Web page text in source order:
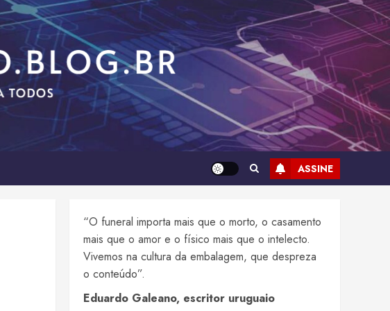
ASSINE
“O funeral importa mais que o morto, o casamento
mais que o amor e o físico mais que o intelecto.
Vivemos na cultura da embalagem, que despreza
o conteúdo”.
Eduardo Galeano, escritor uruguaio